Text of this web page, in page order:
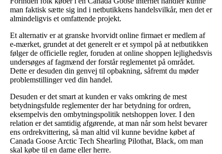
man faktisk sætte sig ind i netbutikkens handelsvilkår, men det er
almindeligvis et omfattende projekt.
Et alternativ er at granske hvorvidt online firmaet er medlem af
e-mærket, grundet at det generelt er et sympol på at netbutikken
følger de officielle regler, foruden at online shoppen lejlighedsvis
undersøges af fagmænd der forstår reglementet på området.
Dette er desuden din genvej til opbakning, såfremt du møder
problemstillinger ved din handel.
Desuden er det smart at kunden er vaks omkring de mest
betydningsfulde reglementer der har betydning for ordren,
eksempelvis den ombytningspolitik netshoppen lover. I den
relation er det samtidig afgørende, at man når som helst bevarer
ens ordrekvittering, så man altid vil kunne bevidne købet af
Canada Goose Arctic Tech Shearling Pilothat, Black, om man
skal købe til en dame eller herre.